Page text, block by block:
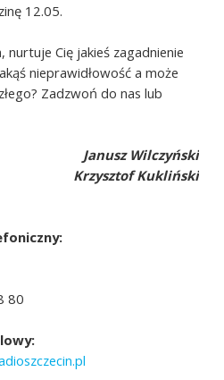
12.05.
nurtuje Cię jakieś zagadnienie
nieprawidłowość a może
Zadzwoń do nas lub
Janusz Wilczyński
Krzysztof Kukliński
80